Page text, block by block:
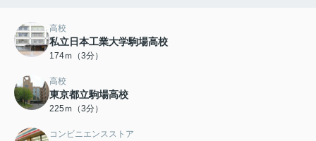
高校
私立日本工業大学駒場高校
174ｍ（3分）
高校
東京都立駒場高校
225ｍ（3分）
コンビニエンスストア